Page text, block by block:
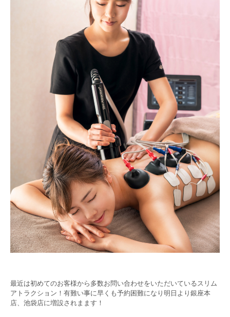
最近は初めてのお客様から多数お問い合わせをいただいているスリム
アトラクション！有難い事に早くも予約困難になり明日より銀座本
店、池袋店に増設されまます！